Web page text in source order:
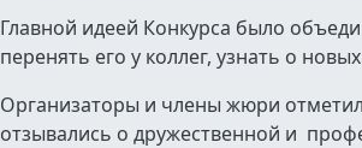
Главной идеей Конкурса было
перенять его у коллег, узнать о
Организаторы и члены жюри
отзывались о дружественной и